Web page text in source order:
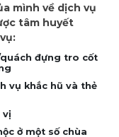
mình về dịch vụ
tâm huyết
đựng tro cốt
vụ khắc hũ và thẻ
vị
ở một số chùa